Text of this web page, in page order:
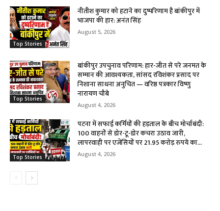
Top Stories
नीतीश कुमार को हटाने का दुष्परिणाम है बांकीपुर में
भाजपा की हार: अनंत सिंह
August 5, 2026
Top Stories
बांकीपुर उपचुनाव परिणाम: हार-जीत से परे जनमत के
सम्मान की आवश्यकता, सांसद रविशंकर प्रसाद पर
निशाना साधना अनुचित — वरिष्ठ पत्रकार विष्णु
नारायण चौबे
August 4, 2026
Top Stories
पटना में सफाई कर्मियों की हड़ताल के बीच मोर्चाबंदी:
100 वाहनों से डोर-टू-डोर कचरा उठाव जारी,
लापरवाही पर एजेंसियों पर 21.95 करोड़ रुपये का...
August 4, 2026